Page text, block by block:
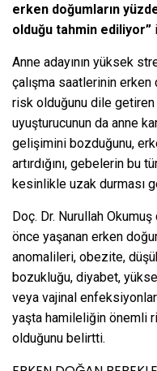
erken doğumların
olduğu tahmin ediliyor”
Anne adayının yüksek
çalışma saatlerinin
risk olduğunu dile
uyuşturucunun da anne
gelişimini bozduğunu,
artırdığını, gebelerin bu
kesinlikle uzak durması
Doç. Dr. Nurullah
önce yaşanan erken
anomalileri, obezite,
bozukluğu, diyabet,
veya vajinal
yaşta hamileliğin önemli
olduğunu belirtti.